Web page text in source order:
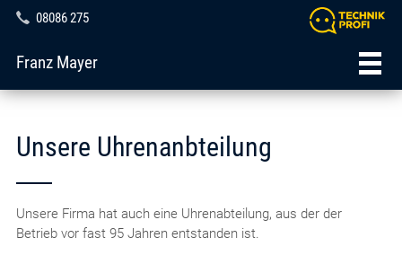
08086 275
Franz Mayer
Unsere Uhrenanbteilung
Unsere Firma hat auch eine Uhrenabteilung, aus der der
Betrieb vor fast 95 Jahren entstanden ist.